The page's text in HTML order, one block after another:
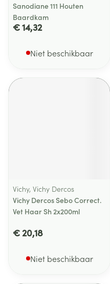
Sanodiane 111 Houten
Baardkam
€ 14,32
Niet beschikbaar
Vichy, Vichy Dercos
Vichy Dercos Sebo Correct.
Vet Haar Sh 2x200ml
€ 20,18
Niet beschikbaar